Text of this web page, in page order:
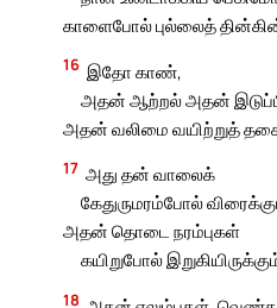
காளைபோல் புல்லைத்
16 இதோ காண்,
அதன் ஆற்றல் அதன்
அதன் வலிமை வயிற்றுத்
17 அது தன் வாலைக்
கேதுருமரம்போல்
அதன் தொடை நரம்புகள்
கயிறுபோல்
18